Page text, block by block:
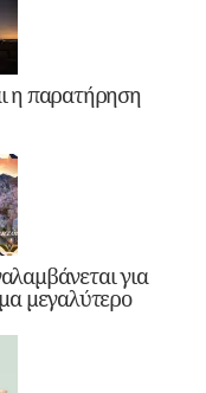
η παρατήρηση
για
μεγαλύτερο